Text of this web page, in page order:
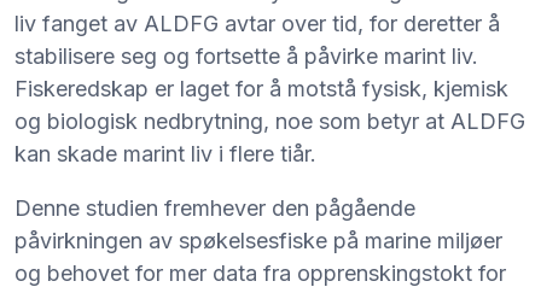
liv fanget av ALDFG avtar over tid, for deretter å
stabilisere seg og fortsette å påvirke marint liv.
Fiskeredskap er laget for å motstå fysisk, kjemisk
og biologisk nedbrytning, noe som betyr at ALDFG
kan skade marint liv i flere tiår.
Denne studien fremhever den pågående
påvirkningen av spøkelsesfiske på marine miljøer
og behovet for mer data fra opprenskingstokt for